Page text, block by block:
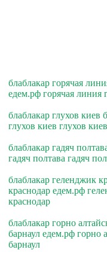
блаблакар горячая
едем.рф горячая линия
блаблакар глухов киев
глухов киев глухов киев
блаблакар гадяч
гадяч полтава гадяч
блаблакар геленджик
краснодар едем.рф
краснодар
блаблакар горно
барнаул едем.рф горно
барнаул